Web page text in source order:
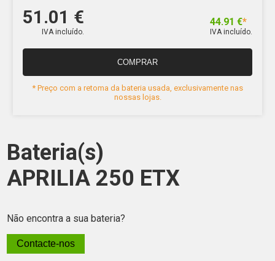
51.01 €
IVA incluído.
44.91 €*
IVA incluído.
COMPRAR
* Preço com a retoma da bateria usada, exclusivamente nas
nossas lojas.
Bateria(s)
APRILIA 250 ETX
Não encontra a sua bateria?
Contacte-nos